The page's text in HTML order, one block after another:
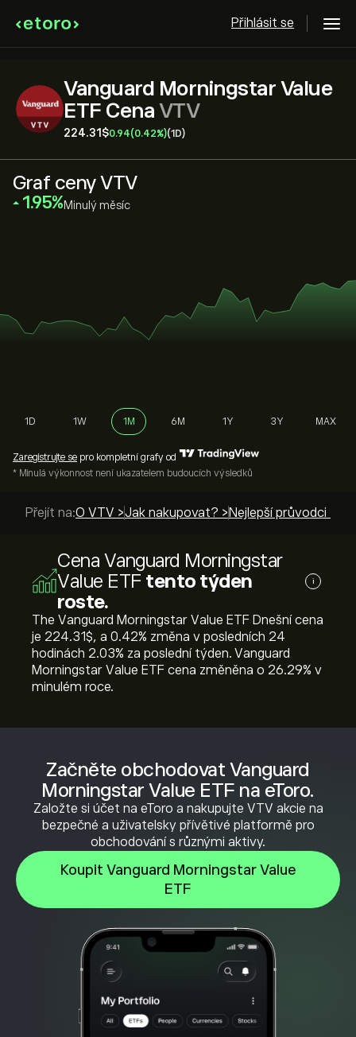
Přihlásit se
Vanguard Morningstar Value
ETF Cena VTV
224.31‎$‎0.94(0.42%)(1D)
Začněte obchodovat Vanguard
Morningstar Value ETF na eToro.
Založte si účet na eToro a nakupujte VTV akcie na
bezpečné a uživatelsky přívětivé platformě pro
obchodování s různými aktivy.
Koupit Vanguard Morningstar Value
ETF
Graf ceny VTV
‎1.95‎ Minulý měsíc
1D 1W 1M 6M 1Y 3Y MAX
Zaregistrujte se pro kompletní grafy od
* Minulá výkonnost není ukazatelem budoucích výsledků
Přejít na:O VTV >Jak nakupovat? > Nejlepší průvodci >
Cena Vanguard Morningstar
Value ETF tento týden
roste.
i
The Vanguard Morningstar Value ETF Dnešní cena
je 224.31‎$‎, a ‎0.42‎% změna v posledních 24
hodinách ‎2.03‎% za poslední týden. Vanguard
Morningstar Value ETF cena změněna o ‎26.29‎% v
minulém roce.